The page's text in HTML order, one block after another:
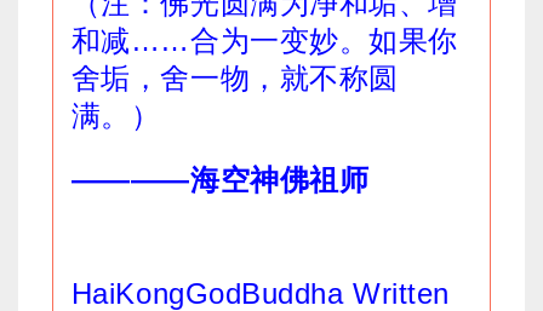
和减……合为一变妙。如果你
舍垢，舍一物，就不称圆
满。）
————海空神佛祖师
HaiKongGodBuddha Written